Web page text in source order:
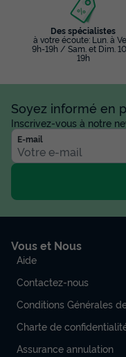
Des spécialistes
à votre écoute: Lun. à
9h-19h / Sam. et Dim.
19h
Soyez informé en
Inscrivez-vous à notre
E-mail
Vous et Nous
Aide
Contactez-nous
Conditions Générales
Charte de
Assurance annulation